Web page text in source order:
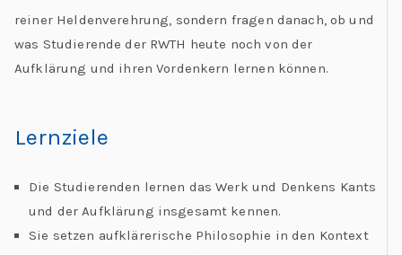
reiner Heldenverehrung, sondern fragen danach, ob und
was Studierende der RWTH heute noch von der
Aufklärung und ihren Vordenkern lernen können.
Lernziele
Die Studierenden lernen das Werk und Denkens Kants
und der Aufklärung insgesamt kennen.
Sie setzen aufklärerische Philosophie in den Kontext